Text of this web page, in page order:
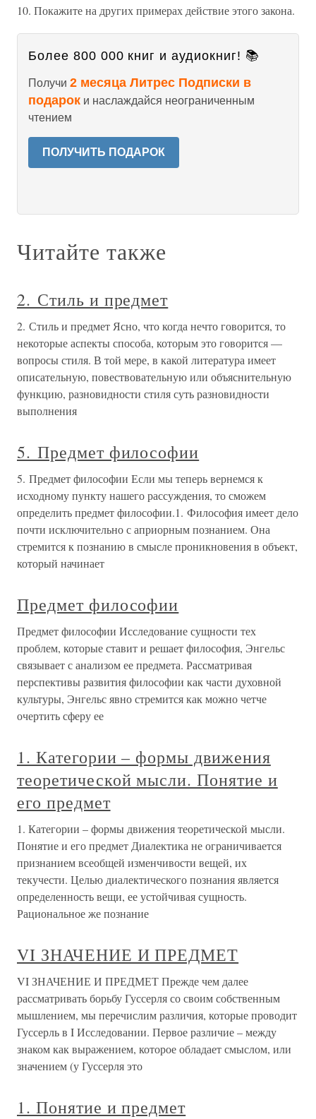
10. Покажите на других примерах действие этого закона.
Более 800 000 книг и аудиокниг! 📚
Получи 2 месяца Литрес Подписки в
подарок и наслаждайся неограниченным
чтением
ПОЛУЧИТЬ ПОДАРОК
Читайте также
2. Стиль и предмет
2. Стиль и предмет Ясно, что когда нечто говорится, то
некоторые аспекты способа, которым это говорится —
вопросы стиля. В той мере, в какой литература имеет
описательную, повествовательную или объяснительную
функцию, разновидности стиля суть разновидности
выполнения
5. Предмет философии
5. Предмет философии Если мы теперь вернемся к
исходному пункту нашего рассуждения, то сможем
определить предмет философии.1. Философия имеет дело
почти исключительно с априорным познанием. Она
стремится к познанию в смысле проникновения в объект,
который начинает
Предмет философии
Предмет философии Исследование сущности тех
проблем, которые ставит и решает философия, Энгельс
связывает с анализом ее предмета. Рассматривая
перспективы развития философии как части духовной
культуры, Энгельс явно стремится как можно четче
очертить сферу ее
1. Категории – формы движения
теоретической мысли. Понятие и
его предмет
1. Категории – формы движения теоретической мысли.
Понятие и его предмет Диалектика не ограничивается
признанием всеобщей изменчивости вещей, их
текучести. Целью диалектического познания является
определенность вещи, ее устойчивая сущность.
Рациональное же познание
VI ЗНАЧЕНИЕ И ПРЕДМЕТ
VI ЗНАЧЕНИЕ И ПРЕДМЕТ Прежде чем далее
рассматривать борьбу Гуссерля со своим собственным
мышлением, мы перечислим различия, которые проводит
Гуссерль в I Исследовании. Первое различие – между
знаком как выражением, которое обладает смыслом, или
значением (у Гуссерля это
1. Понятие и предмет